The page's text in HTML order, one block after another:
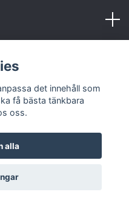
det innehåll som
få bästa tänkbara
oss.
alla